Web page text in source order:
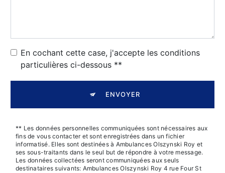
En cochant cette case, j'accepte les conditions
particulières ci-dessous **
ENVOYER
** Les données personnelles communiquées sont nécessaires aux
fins de vous contacter et sont enregistrées dans un fichier
informatisé. Elles sont destinées à Ambulances Olszynski Roy et
ses sous-traitants dans le seul but de répondre à votre message.
Les données collectées seront communiquées aux seuls
destinataires suivants: Ambulances Olszynski Roy 4 rue Four St